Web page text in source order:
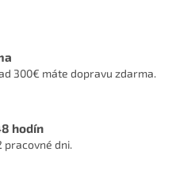
300€ máte dopravu zdarma.
hodín
pracovné dni.